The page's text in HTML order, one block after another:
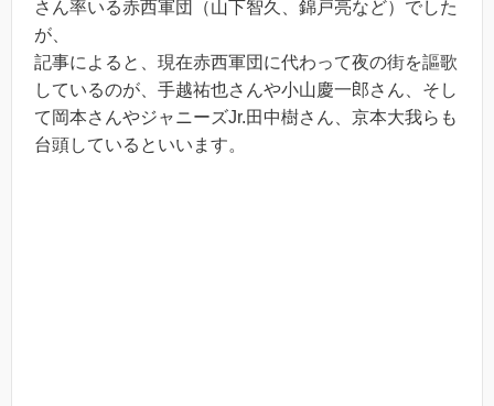
さん率いる赤西軍団（山下智久、錦戸亮など）でした
が、
記事によると、現在赤西軍団に代わって夜の街を謳歌
しているのが、手越祐也さんや小山慶一郎さん、そし
て岡本さんやジャニーズJr.田中樹さん、京本大我らも
台頭しているといいます。